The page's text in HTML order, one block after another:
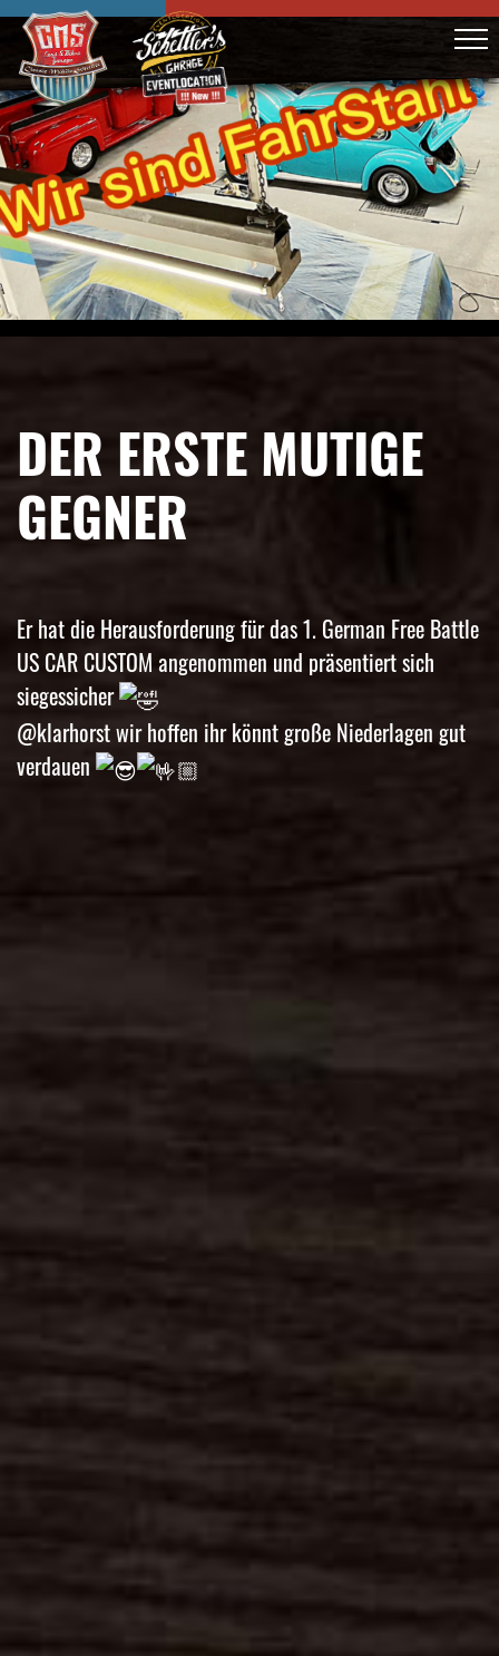
DER ERSTE MUTIGE
GEGNER
Er hat die Herausforderung für das 1. German Free Battle
US CAR CUSTOM angenommen und präsentiert sich
siegessicher
@klarhorst wir hoffen ihr könnt große Niederlagen gut
verdauen